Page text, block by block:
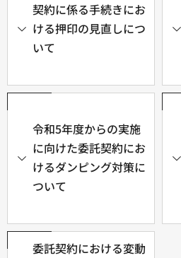
契約に係る手続きにお
ける押印の見直しにつ
いて
令和5年度からの実施
に向けた委託契約にお
けるダンピング対策に
ついて
委託契約における変動